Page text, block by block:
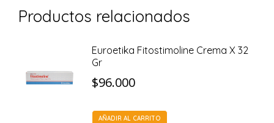
Productos relacionados
Euroetika Fitostimoline Crema X 32
Gr
$96.000
AÑADIR AL CARRITO